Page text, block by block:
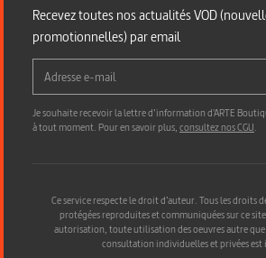
Recevez toutes nos actualités VOD
promotionnelles) par email
Je souhaite recevoir la lettre d’information d'ARTE
à tout moment. Pour en savoir plus,consultez nos CGU.
Ce service respecte le droit d’auteur. Tous les droits
protégées reproduites et communiquées sur ce
autorisation, toute utilisation des oeuvres autre
consultation individuelles et privées